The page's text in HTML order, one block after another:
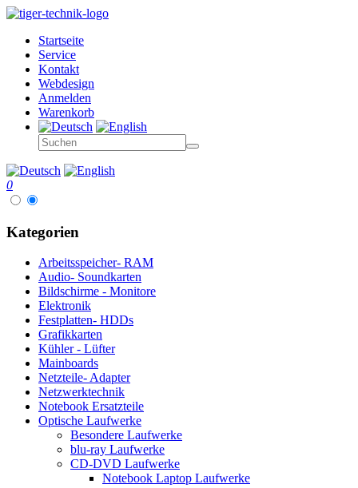
Startseite
Service
Kontakt
Webdesign
Anmelden
Warenkorb
0
Kategorien
Arbeitsspeicher- RAM
Audio- Soundkarten
Bildschirme - Monitore
Elektronik
Festplatten- HDDs
Grafikkarten
Kühler - Lüfter
Mainboards
Netzteile- Adapter
Netzwerktechnik
Notebook Ersatzteile
Optische Laufwerke
Besondere Laufwerke
blu-ray Laufwerke
CD-DVD Laufwerke
Notebook Laptop Laufwerke